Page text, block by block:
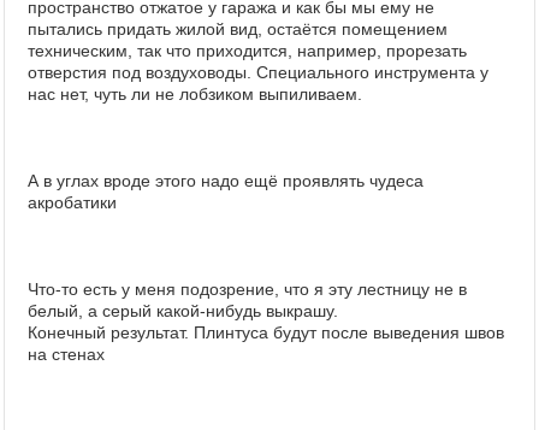
пространство отжатое у гаража и как бы мы ему не
пытались придать жилой вид, остаётся помещением
техническим, так что приходится, например, прорезать
отверстия под воздуховоды. Специального инструмента у
нас нет, чуть ли не лобзиком выпиливаем.
А в углах вроде этого надо ещё проявлять чудеса
акробатики
Что-то есть у меня подозрение, что я эту лестницу не в
белый, а серый какой-нибудь выкрашу.
Конечный результат. Плинтуса будут после выведения швов
на стенах